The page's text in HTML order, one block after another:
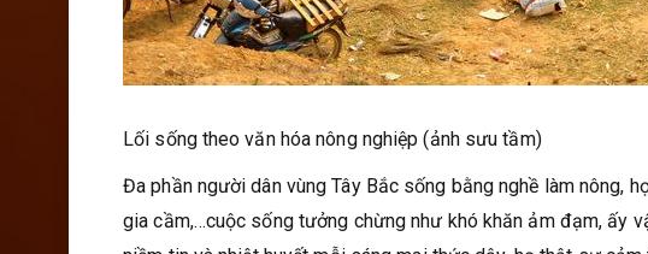
Lối sống theo văn hóa nông nghiệp (ảnh sưu tầm)
Đa phần người dân vùng Tây Bắc sống bằng nghề làm nông,
gia cầm,…cuộc sống tưởng chừng như khó khăn ảm đạm, ấy